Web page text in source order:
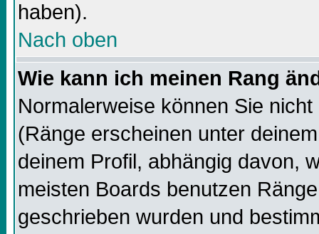
haben).
Nach oben
Wie kann ich meinen Rang
Normalerweise können Sie
(Ränge erscheinen unter
deinem Profil, abhängig davon,
meisten Boards benutzen
geschrieben wurden und